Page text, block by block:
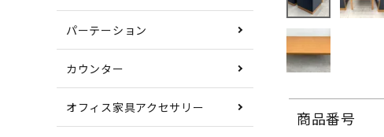
パーテーション
カウンター
オフィス家具アクセサリー
商品番号